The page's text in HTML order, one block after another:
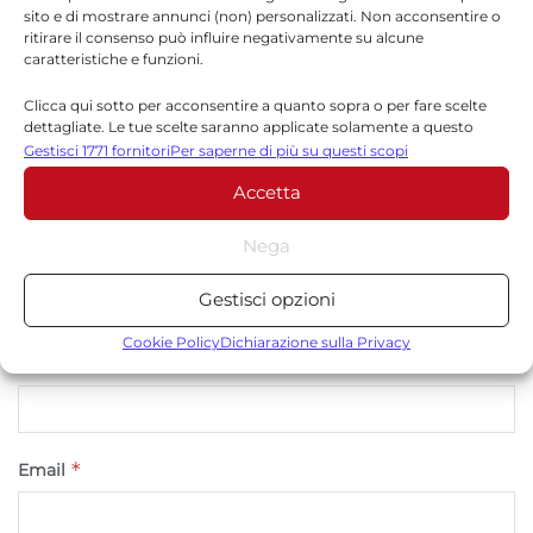
sito e di mostrare annunci (non) personalizzati. Non acconsentire o
ritirare il consenso può influire negativamente su alcune
caratteristiche e funzioni.
Clicca qui sotto per acconsentire a quanto sopra o per fare scelte
dettagliate. Le tue scelte saranno applicate solamente a questo
sito. È possibile modificare le impostazioni in qualsiasi momento,
compreso il ritiro del consenso, utilizzando i pulsanti della Cookie
Policy o cliccando sul pulsante di gestione del consenso nella parte
inferiore dello schermo.
Statistiche
Archiviare informazioni su dispositivo e/o accedervi, Misurare le
prestazioni degli annunci, Misurare le prestazioni dei contenuti,
combinazione di dati provenienti da fonti diverse.
Archiviare informazioni su dispositivo e/o accedervi, Utilizzare
Gestisci 1771 fornitoriPer saperne di più su questi scopi
Accetta
Nega
Gestisci opzioni
Cookie PolicyDichiarazione sulla Privacy
obbligatori sono contrassegnati*
Commento*
Email *